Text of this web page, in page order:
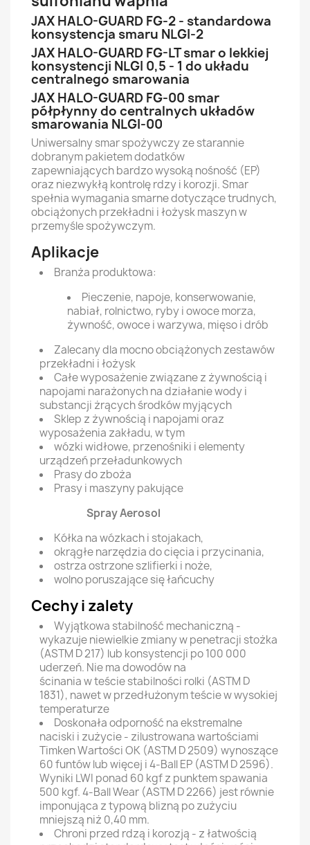
JAX HALO-GUARD FG-2 - standardowa
konsystencja smaru NLGI-2
JAX HALO-GUARD FG-LT smaro lekkiej
konsystencji NLGI 0,5 - 1 do układu
centralnego smarowania
JAX HALO-GUARD FG-00 smar
półpłynny do centralnych układów
smarowania NLGI-00
Uniwersalny smar spożywczy ze starannie
dobranym pakietem dodatków
zapewniających bardzo wysoką nośność (EP)
oraz niezwykłą kontrolę rdzy i korozji. Smar
spełnia wymagania smarne dotyczące trudnych,
obciążonych przekładni i łożysk maszyn w
przemyśle spożywczym.
Aplikacje
Branża produktowa:
Pieczenie, napoje, konserwowanie,
nabiał, rolnictwo, ryby i owoce morza,
żywność, owoce i warzywa, mięso i drób
Zalecany dla mocno obciążonych zestawów
przekładni i łożysk
Całe wyposażenie związane z żywnością i
napojami narażonych na działanie wody i
substancji żrących środków myjących
Sklep z żywnością i napojami oraz
wyposażenia zakładu, w tym
wózki widłowe, przenośniki i elementy
urządzeń przeładunkowych
Prasy do zboża
Prasy i maszyny pakujące
Spray Aerosol
Kółka na wózkach i stojakach,
okrągłe narzędzia do cięcia i przycinania,
ostrza ostrzone szlifierki i noże,
wolno poruszające się łańcuchy
Cechy i zalety
Wyjątkowa stabilność mechaniczną -
wykazuje niewielkie zmiany w penetracji stożka
(ASTM D 217) lub konsystencji po 100 000
uderzeń. Nie ma dowodów na
ścinania w teście stabilności rolki (ASTM D
1831), nawet w przedłużonym teście w wysokiej
temperaturze
Doskonała odporność na ekstremalne
naciski i zużycie - zilustrowana wartościami
Timken Wartości OK (ASTM D 2509) wynoszące
60 funtów lub więcej i 4-Ball EP (ASTM D 2596).
Wyniki LWI ponad 60 kgf z punktem spawania
500 kgf. 4-Ball Wear (ASTM D 2266) jest równie
imponująca z typową blizną po zużyciu
mniejszą niż 0,40 mm.
Chroni przed rdzą i korozją - z łatwością